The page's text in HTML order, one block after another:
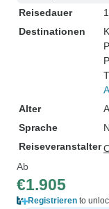
Reisedauer
Destinationen
Alter
Sprache
Reiseveranstalter
Ab
€1.905
Registrieren to